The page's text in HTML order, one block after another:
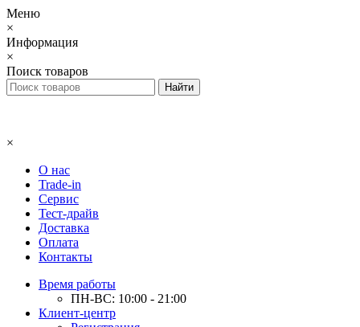
Меню
×
Информация
×
Поиск товаров
×
О нас
Trade-in
Сервис
Тест-драйв
Доставка
Оплата
Контакты
Время работы
ПН-ВС: 10:00 - 21:00
Клиент-центр